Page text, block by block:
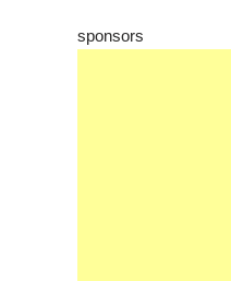
sponsors